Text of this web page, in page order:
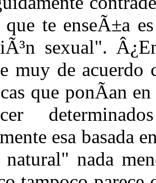
te enseÃ±a
sexual".
muy de acuerdo
que ponÃ­an
esa basada
nada